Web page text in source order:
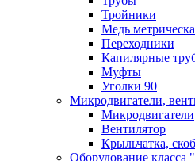
Тройники
Медь
Переходники
Капилярные
Муфты
Уголки 90
Микродвигатели,
Микродвигатели
Вентилятор
Крыльчатка,
Оборудование